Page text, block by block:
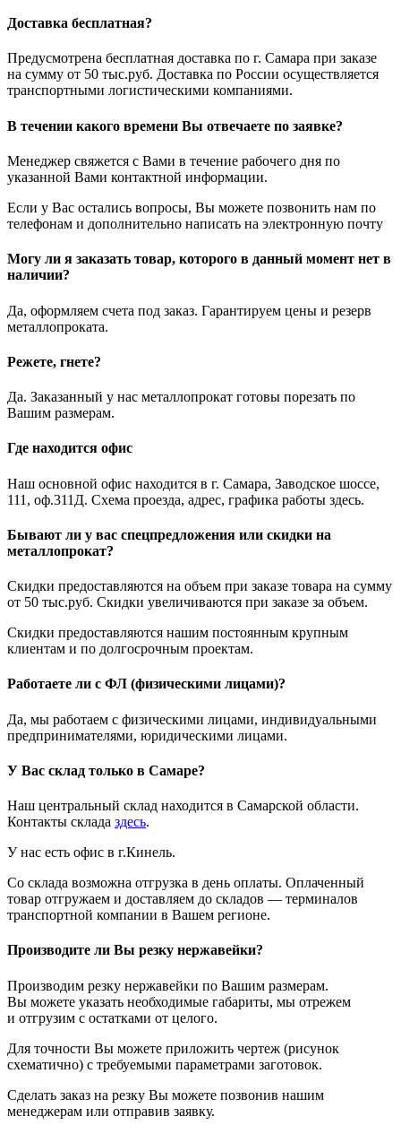
Доставка бесплатная?
Предусмотрена бесплатная доставка по г. Самара при заказе
на сумму от 50 тыс.руб. Доставка по России осуществляется
транспортными логистическими компаниями.
В течении какого времени Вы отвечаете по заявке?
Менеджер свяжется с Вами в течение рабочего дня по
указанной Вами контактной информации.
Если у Вас остались вопросы, Вы можете позвонить нам по
телефонам и дополнительно написать на электронную почту
Могу ли я заказать товар, которого в данный момент нет в
наличии?
Да, оформляем счета под заказ. Гарантируем цены и резерв
металлопроката.
Режете, гнете?
Да. Заказанный у нас металлопрокат готовы порезать по
Вашим размерам.
Где находится офис
Наш основной офис находится в г. Самара, Заводское шоссе,
111, оф.311Д. Схема проезда, адрес, графика работы здесь.
Бывают ли у вас спецпредложения или скидки на
металлопрокат?
Скидки предоставляются на объем при заказе товара на сумму
от 50 тыс.руб. Скидки увеличиваются при заказе за объем.
Скидки предоставляются нашим постоянным крупным
клиентам и по долгосрочным проектам.
Работаете ли с ФЛ (физическими лицами)?
Да, мы работаем с физическими лицами, индивидуальными
предпринимателями, юридическими лицами.
У Вас склад только в Самаре?
Наш центральный склад находится в Самарской области.
Контакты склада здесь.
У нас есть офис в г.Кинель.
Со склада возможна отгрузка в день оплаты. Оплаченный
товар отгружаем и доставляем до складов — терминалов
транспортной компании в Вашем регионе.
Производите ли Вы резку нержавейки?
Производим резку нержавейки по Вашим размерам.
Вы можете указать необходимые габариты, мы отрежем
и отгрузим с остатками от целого.
Для точности Вы можете приложить чертеж (рисунок
схематично) с требуемыми параметрами заготовок.
Сделать заказ на резку Вы можете позвонив нашим
менеджерам или отправив заявку.